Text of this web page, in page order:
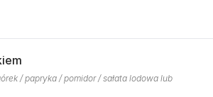
/ papryka / pomidor / sałata lodowa lub